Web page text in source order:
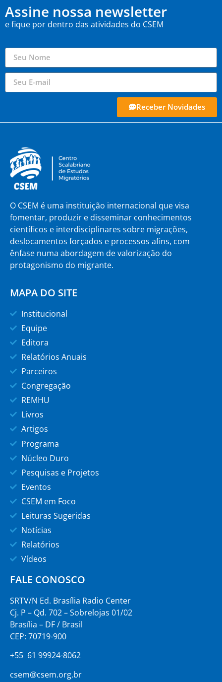
Assine nossa newsletter
e fique por dentro das atividades do CSEM
Receber Novidades
O CSEM é uma instituição internacional que visa
fomentar, produzir e disseminar conhecimentos
científicos e interdisciplinares sobre migrações,
deslocamentos forçados e processos afins, com
ênfase numa abordagem de valorização do
protagonismo do migrante.
MAPA DO SITE
Institucional
Equipe
Editora
Relatórios Anuais
Parceiros
Congregação
REMHU
Livros
Artigos
Programa
Núcleo Duro
Pesquisas e Projetos
Eventos
CSEM em Foco
Leituras Sugeridas
Notícias
Relatórios
Vídeos
FALE CONOSCO
SRTV/N Ed. Brasília Radio Center
Cj. P – Qd. 702 – Sobrelojas 01/02
Brasília – DF / Brasil
CEP: 70719-900
+55 61 99924-8062
csem@csem.org.br